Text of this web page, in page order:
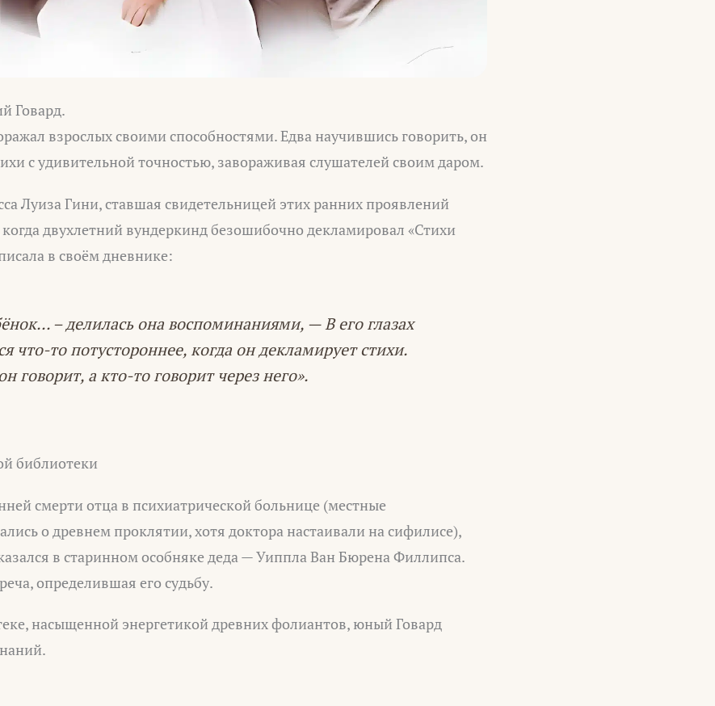
Говард.
взрослых своими способностями. Едва научившись говорить, он
с удивительной точностью, завораживая слушателей своим даром.
Луиза Гини, ставшая свидетельницей этих ранних проявлений
двухлетний вундеркинд безошибочно декламировал «Стихи
в своём дневнике:
– делилась она воспоминаниями, — В его глазах
что-то потустороннее, когда он декламирует стихи.
говорит, а кто-то говорит через него».
библиотеки
смерти отца в психиатрической больнице (местные
о древнем проклятии, хотя доктора настаивали на сифилисе),
в старинном особняке деда — Уиппла Ван Бюрена Филлипса.
определившая его судьбу.
насыщенной энергетикой древних фолиантов, юный Говард